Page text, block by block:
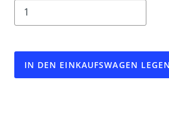
IN DEN EINKAUFSWAGEN LEGEN